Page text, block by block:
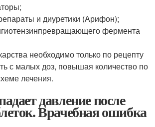
и диуретики (Арифон);
фермента
необходимо только по рецепту
с малых доз, повышая количество по
лечения.
давление после
Врачебная ошибка